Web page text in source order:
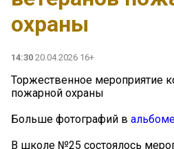
охраны
14:30 20.04.2026 16+
Торжественное мероприятие
пожарной охраны
Больше фотографий в
В школе №25 состоялось